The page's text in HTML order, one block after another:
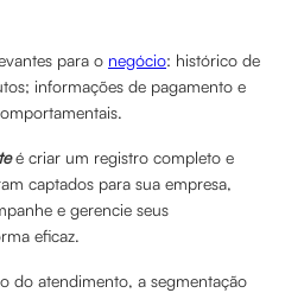
para o negócio: histórico de
informações de pagamento e
é criar um registro completo e
captados para sua empresa,
e gerencie seus
eficaz.
do atendimento, a segmentação